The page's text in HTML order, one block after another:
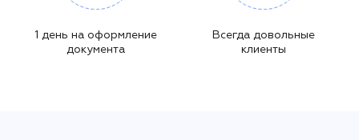
1 день на оформление
документа
Всегда довольные
клиенты